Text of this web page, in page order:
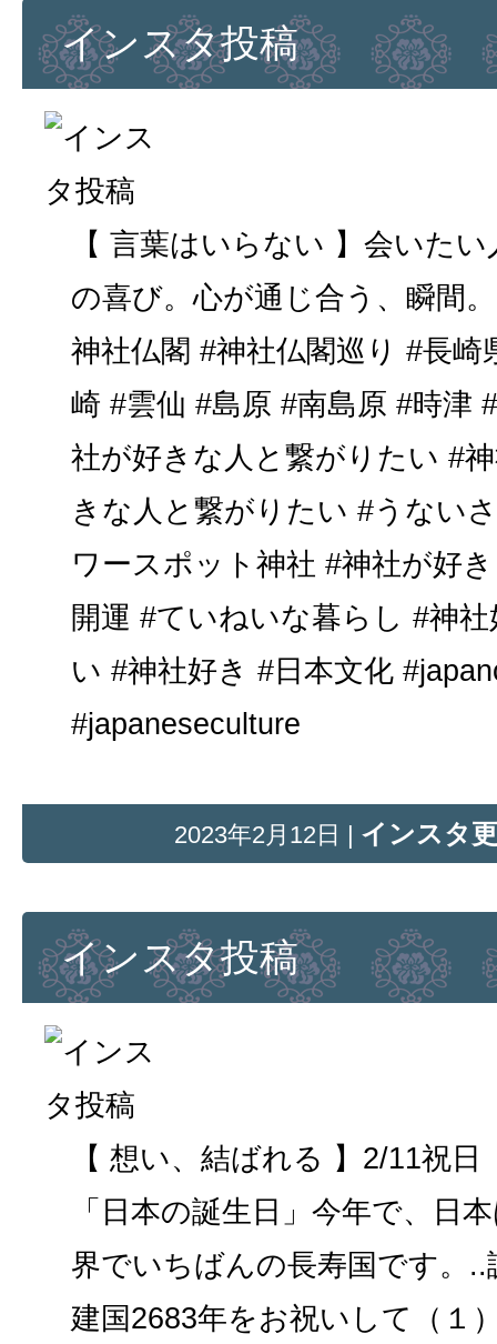
インスタ投稿
【 言葉はいらない 】会いた
の喜び。心が通じ合う、瞬間
神社仏閣 #神社仏閣巡り #長崎
崎 #雲仙 #島原 #南島原 #時津
社が好きな人と繋がりたい #
きな人と繋がりたい #うない
ワースポット神社 #神社が好
開運 #ていねいな暮らし #神
い #神社好き #日本文化
#japaneseculture
2023年2月12日 | インスタ
インスタ投稿
【 想い、結ばれる 】2/11祝
「日本の誕生日」今年で、日
界でいちばんの長寿国です。
建国2683年をお祝いして（１